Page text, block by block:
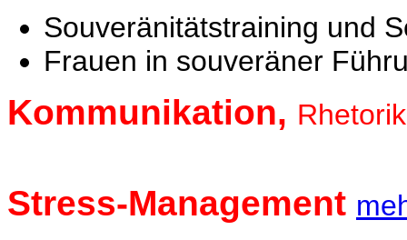
Souveränitätstraining und
Frauen in souveräner
Kommunikation,
Stress-Management